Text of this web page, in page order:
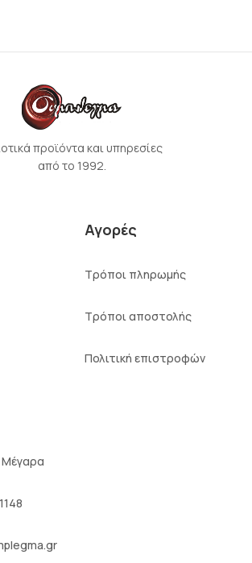
προϊόντα και υπηρεσίες
από το 1992.
Αγορές
Τρόποι πληρωμής
Τρόποι αποστολής
Πολιτική επιστροφών
Μέγαρα